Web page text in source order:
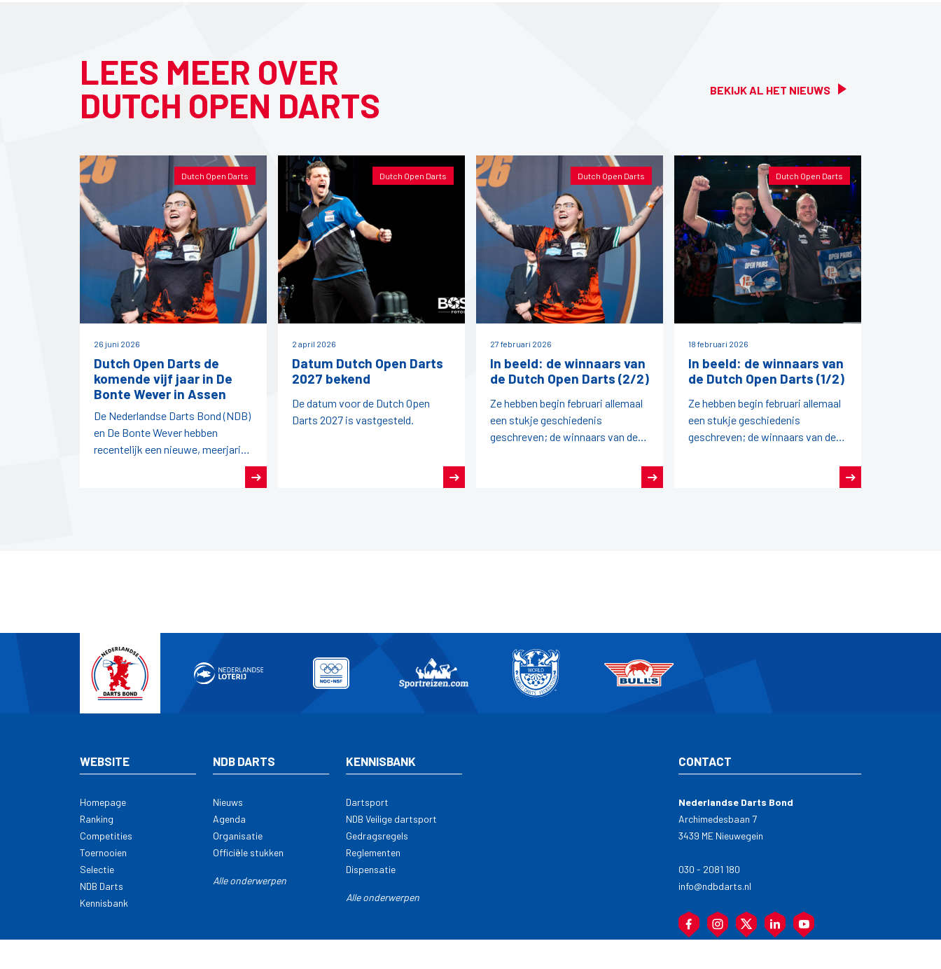
LEES MEER OVER
DUTCH OPEN DARTS
BEKIJK AL HET NIEUWS
Dutch Open Darts
26 juni 2026
Dutch Open Darts de
komende vijf jaar in De
Bonte Wever in Assen
De Nederlandse Darts Bond (NDB)
en De Bonte Wever hebben
recentelijk een nieuwe, meerjarige
Dutch Open Darts
2 april 2026
Datum Dutch Open Darts
2027 bekend
De datum voor de Dutch Open
Darts 2027 is vastgesteld.
Dutch Open Darts
27 februari 2026
In beeld: de winnaars van
de Dutch Open Darts (2/2)
Ze hebben begin februari allemaal
een stukje geschiedenis
geschreven; de winnaars van de
Dutch Open Darts
18 februari 2026
In beeld: de winnaars van
de Dutch Open Darts (1/2)
Ze hebben begin februari allemaal
een stukje geschiedenis
geschreven; de winnaars van de
WEBSITE
Homepage
Ranking
Competities
Toernooien
Selectie
NDB Darts
Kennisbank
NDB DARTS
Nieuws
Agenda
Organisatie
Officiële stukken
Alle onderwerpen
KENNISBANK
Dartsport
NDB Veilige dartsport
Gedragsregels
Reglementen
Dispensatie
Alle onderwerpen
CONTACT
Nederlandse Darts Bond
Archimedesbaan 7
3439 ME Nieuwegein
030 - 2081 180
info@ndbdarts.nl